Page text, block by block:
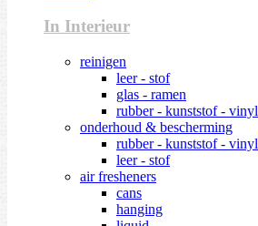
In Interieur
reinigen
leer - stof
glas - ramen
rubber - kunststof - vinyl
onderhoud & bescherming
rubber - kunststof - vinyl
leer - stof
air fresheners
cans
hanging